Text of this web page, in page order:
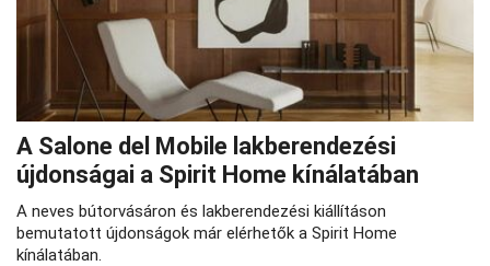
A Salone del Mobile lakberendezési
újdonságai a Spirit Home kínálatában
A neves bútorvásáron és lakberendezési kiállításon
bemutatott újdonságok már elérhetők a Spirit Home
kínálatában.